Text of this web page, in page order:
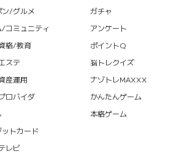
ン/グルメ
コミュニティ
格/教育
ステ
産運用
ロバイダ
トカード
レビ
ガチャ
アンケート
ポイントQ
脳トレクイズ
ナゾトレMAXXX
かんたんゲーム
本格ゲーム